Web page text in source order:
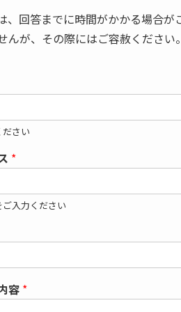
、回答までに時間がかかる場合が
んが、その際にはご容赦ください。
さい
*
入力ください
容 *